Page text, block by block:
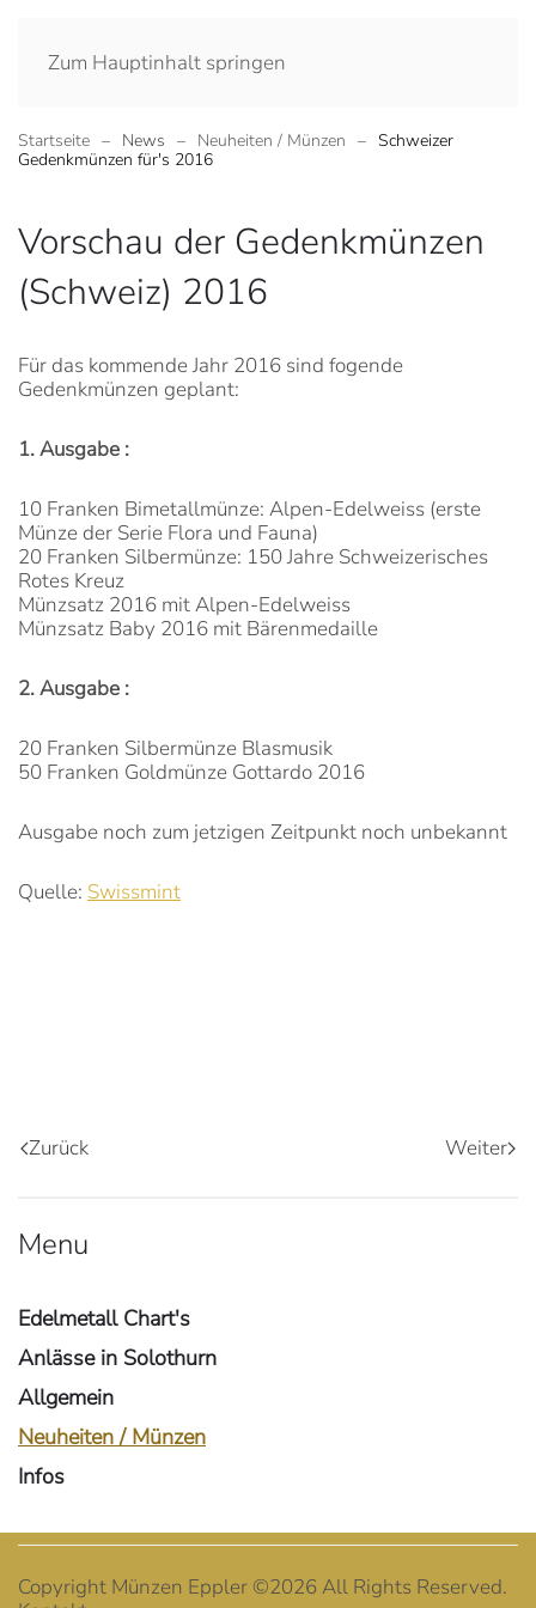
Zum Hauptinhalt springen
Startseite News Neuheiten / Münzen
Schweizer
Gedenkmünzen für's 2016
Vorschau der Gedenkmünzen
(Schweiz) 2016
Für das kommende Jahr 2016 sind fogende
Gedenkmünzen geplant:
1. Ausgabe :
10 Franken Bimetallmünze: Alpen-Edelweiss (erste
Münze der Serie Flora und Fauna)
20 Franken Silbermünze: 150 Jahre Schweizerisches
Rotes Kreuz
Münzsatz 2016 mit Alpen-Edelweiss
Münzsatz Baby 2016 mit Bärenmedaille
2. Ausgabe :
20 Franken Silbermünze Blasmusik
50 Franken Goldmünze Gottardo 2016
Ausgabe noch zum jetzigen Zeitpunkt noch unbekannt
Quelle: Swissmint
Zurück Weiter
Menu
Edelmetall Chart's
Anlässe in Solothurn
Allgemein
Neuheiten / Münzen
Infos
Copyright Münzen Eppler ©2026 All Rights Reserved.